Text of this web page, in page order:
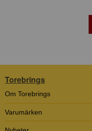
Torebrings
Om Torebrings
Varumärken